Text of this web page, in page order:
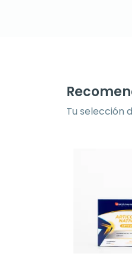
Tu selección